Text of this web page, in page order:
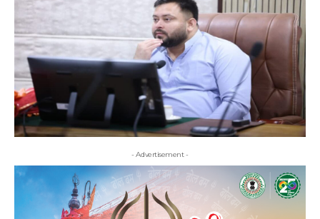
- Advertisement -